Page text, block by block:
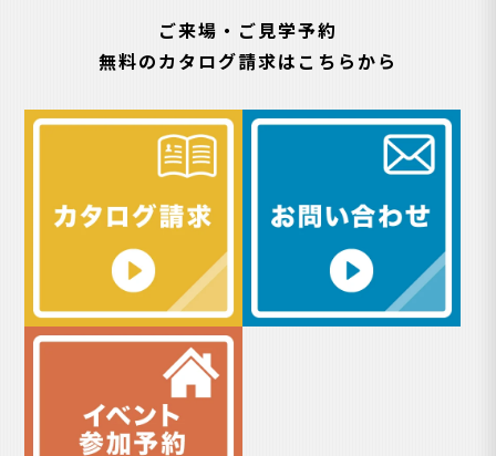
ご来場・ご見学予約
無料のカタログ請求はこちらから